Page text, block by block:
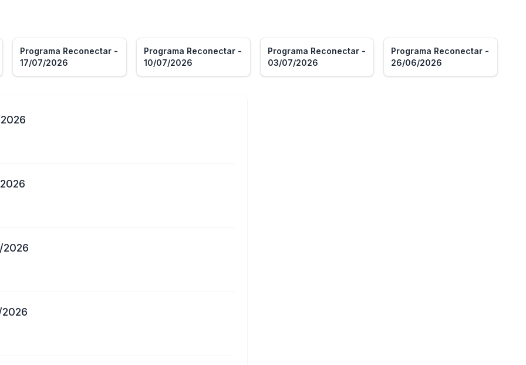
o bem-estar geral. É um método seguro,
eficaz e reconhecido pela Organização
Mundial da Saúde (OMS), indicado tanto
para prevenção quanto para tratamento de
diversas condições físicas e emocionais.
Programa Reconectar -
17/07/2026
Programa Reconectar -
10/07/2026
Programa Reconectar -
03/07/2026
Programa Reconectar -
26/06/2026
2026